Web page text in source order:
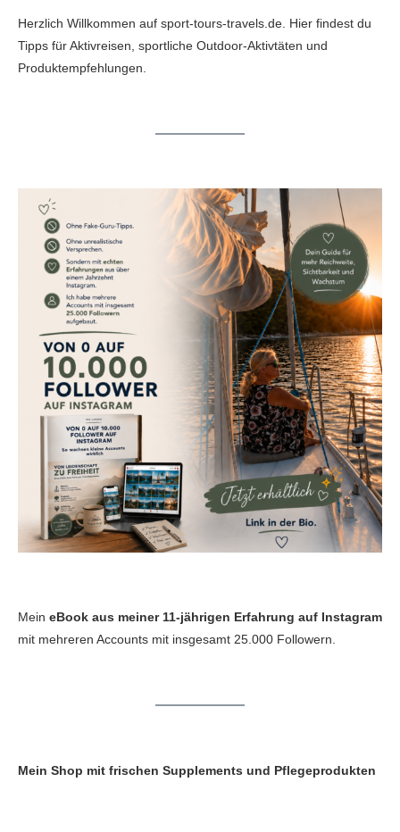
Herzlich Willkommen auf sport-tours-travels.de. Hier findest du
Tipps für Aktivreisen, sportliche Outdoor-Aktivtäten und
Produktempfehlungen.
Mein eBook aus meiner 11-jährigen Erfahrung auf Instagram
mit mehreren Accounts mit insgesamt 25.000 Followern.
Mein Shop mit frischen Supplements und Pflegeprodukten